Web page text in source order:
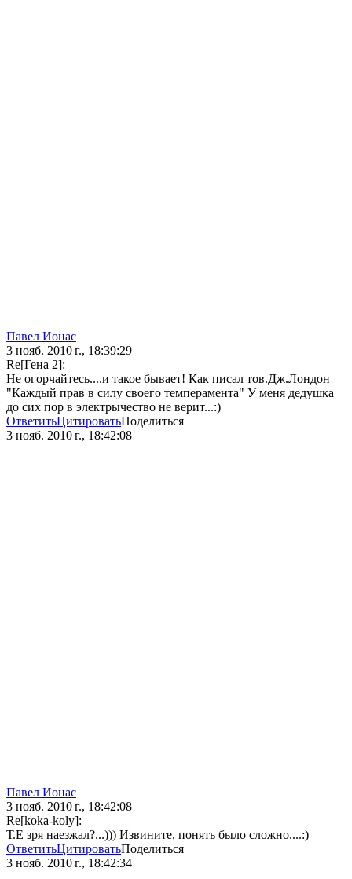
Павел Ионас
3 нояб. 2010 г., 18:39:29
Re[Гена 2]:
Не огорчайтесь....и такое бывает! Как писал тов.Дж.Лондон
"Каждый прав в силу своего темперамента" У меня дедушка
до сих пор в электрычество не верит...:)
ОтветитьЦитироватьПоделиться
3 нояб. 2010 г., 18:42:08
Павел Ионас
3 нояб. 2010 г., 18:42:08
Re[koka-koly]:
Т.Е зря наезжал?...))) Извините, понять было сложно....:)
ОтветитьЦитироватьПоделиться
3 нояб. 2010 г., 18:42:34